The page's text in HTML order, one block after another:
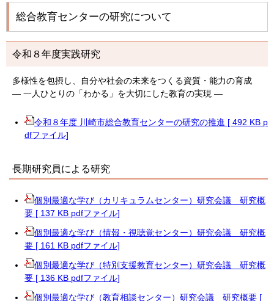
総合教育センターの研究について
令和８年度実践研究
多様性を包摂し、自分や社会の未来をつくる資質・能力の育成
― 一人ひとりの「わかる」を大切にした教育の実現 ―
令和８年度 川崎市総合教育センターの研究の推進 [ 492 KB p
dfファイル]
長期研究員による研究
個別最適な学び（カリキュラムセンター）研究会議 研究概
要 [ 137 KB pdfファイル]
個別最適な学び（情報・視聴覚センター）研究会議 研究概
要 [ 161 KB pdfファイル]
個別最適な学び（特別支援教育センター）研究会議 研究概
要 [ 136 KB pdfファイル]
個別最適な学び（教育相談センター）研究会議 研究概要 [